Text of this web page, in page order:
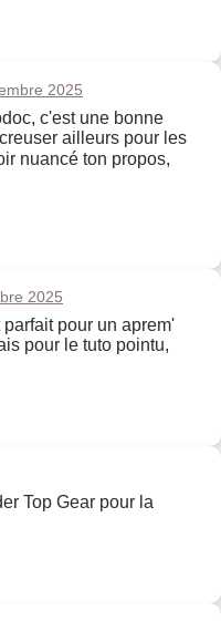
2025
c'est une bonne
ailleurs pour les
nuancé ton propos,
2025
pour un aprem'
pour le tuto pointu,
Top Gear pour la